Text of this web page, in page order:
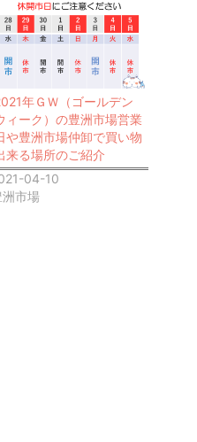
年ＧＷ（ゴールデン
ィーク）の豊洲市場営業
や豊洲市場仲卸で買い物
来る場所のご紹介
04-10
洲市場